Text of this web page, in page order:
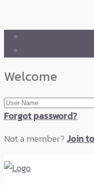
Welcome
Forgot password?
Not a member?Join